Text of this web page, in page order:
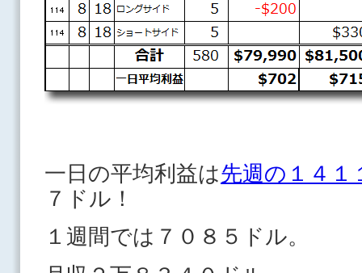
一日の平均利益は先週の１４１
７ドル！
１週間では７０８５ドル。